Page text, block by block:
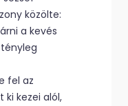
közölte:
a kevés
fel az
ki kezei alól,